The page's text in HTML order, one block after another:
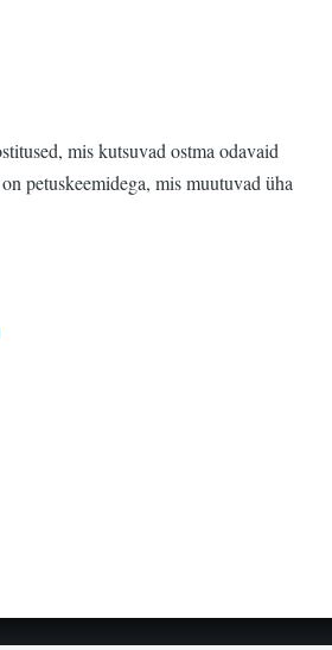
mis kutsuvad ostma odavaid
petuskeemidega, mis muutuvad üha